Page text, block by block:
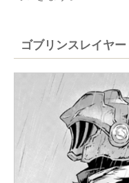
ゴブリンスレイヤー